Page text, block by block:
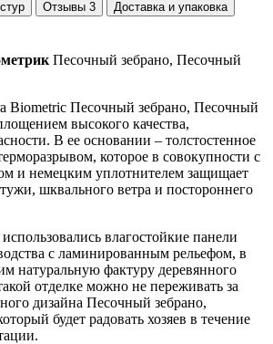
Отзывы 3
Доставка и упаковка
Песочный зебрано, Песочный
Biometric Песочный зебрано, Песочный
высокого качества,
В ее основании – толстостенное
которое в совокупности с
и немецким уплотнителем защищает
шквального ветра и постороннего
влагостойкие панели
с ламинированным рельефом, в
натуральную фактуру деревянного
отделке можно не переживать за
дизайна Песочный зебрано,
будет радовать хозяев в течение